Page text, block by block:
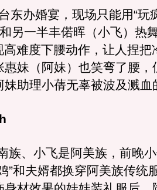
办婚宴，现场只能用“玩
另一半丰偌晖（小飞）热
难度下腰动作，让人捏把
惠妹（阿妹）也笑弯了腰，
妹助理小蒨无辜被波及溅血
、小飞是阿美族，前晚小
”和夫婿都换穿阿美族传统